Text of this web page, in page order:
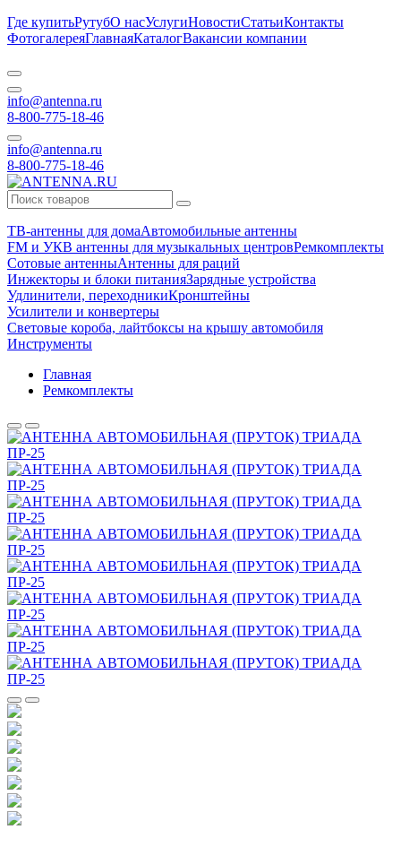
Где купитьРутубО насУслугиНовостиСтатьиКонтакты
ФотогалереяГлавнаяКаталогВакансии компании
info@antenna.ru
8-800-775-18-46
info@antenna.ru
8-800-775-18-46
ТВ-антенны для домаАвтомобильные антенны
FM и УКВ антенны для музыкальных центровРемкомплекты
Сотовые антенныАнтенны для раций
Инжекторы и блоки питанияЗарядные устройства
Удлинители, переходникиКронштейны
Усилители и конвертеры
Световые короба, лайтбоксы на крышу автомобиля
Инструменты
Главная
Ремкомплекты